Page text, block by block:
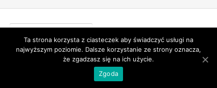
Szukaj:
Portfolio
Ta strona korzysta z ciasteczek aby świadczyć usługi na
najwyższym poziomie. Dalsze korzystanie ze strony oznacza,
że zgadzasz się na ich użycie.
Zgoda